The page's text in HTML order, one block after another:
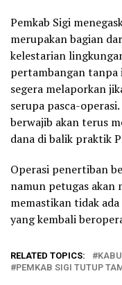
Pemkab Sigi
merupakan bagian
kelestarian
pertambangan tanpa
segera melaporkan
serupa pasca-
berwajib akan terus
dana di balik praktik
Operasi penertiban
namun petugas
memastikan tidak
yang kembali
RELATED TOPICS:
PEMKAB SIGI TUTUP